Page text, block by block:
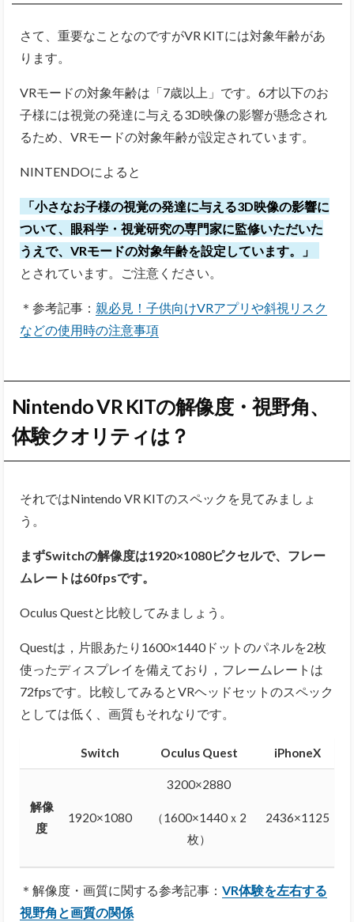
さて、重要なことなのですがVR KITには対象年齢があ
ります。
VRモードの対象年齢は「7歳以上」です。6才以下のお
子様には視覚の発達に与える3D映像の影響が懸念され
るため、VRモードの対象年齢が設定されています。
NINTENDOによると
「小さなお子様の視覚の発達に与える3D映像の影響に
ついて、眼科学・視覚研究の専門家に監修いただいた
うえで、VRモードの対象年齢を設定しています。」
とされています。ご注意ください。
＊参考記事： 親必見！子供向けVRアプリや斜視リスク
などの使用時の注意事項
Nintendo VR KITの解像度・視野角、
体験クオリティは？
それではNintendo VR KITのスペックを見てみましょ
う。
まずSwitchの解像度は1920×1080ピクセルで、フレー
ムレートは60fpsです。
Oculus Questと比較してみましょう。
Questは，片眼あたり1600×1440ドットのパネルを2枚
使ったディスプレイを備えており，フレームレートは
72fpsです。比較してみるとVRヘッドセットのスペック
としては低く、画質もそれなりです。
Switch Oculus Quest iPhoneX
解像
度
1920×1080
3200×2880
（1600×1440ｘ2
枚）
2436×1125
＊解像度・画質に関する参考記事： VR体験を左右する
視野角と画質の関係